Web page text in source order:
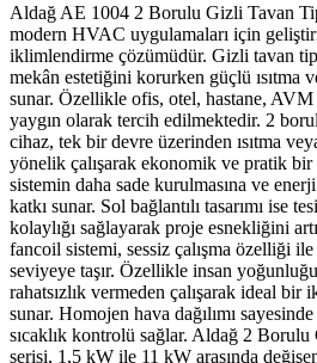
Aldağ AE 1004 2 Borulu Gizli Tavan
modern HVAC uygulamaları için
iklimlendirme çözümüdür. Gizli tavan
mekân estetiğini korurken güçlü ısıtma
sunar. Özellikle ofis, otel, hastane,
yaygın olarak tercih edilmektedir. 2
cihaz, tek bir devre üzerinden ısıtma
yönelik çalışarak ekonomik ve pratik bir
sistemin daha sade kurulmasına ve
katkı sunar. Sol bağlantılı tasarımı ise
kolaylığı sağlayarak proje esnekliğini
fancoil sistemi, sessiz çalışma özelliği
seviyeye taşır. Özellikle insan
rahatsızlık vermeden çalışarak ideal
sunar. Homojen hava dağılımı
sıcaklık kontrolü sağlar. Aldağ 2
serisi, 1,5 kW ile 11 kW arasında